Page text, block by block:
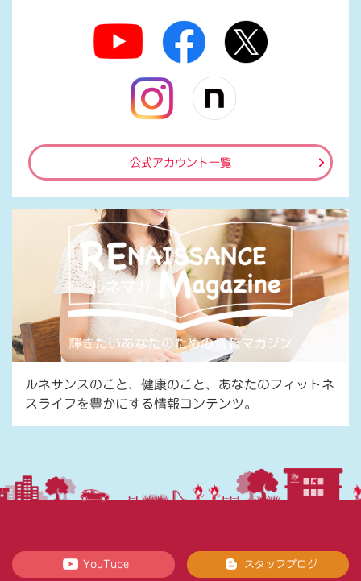
公式アカウント一覧
ルネサンスのこと、健康のこと、あなたのフィットネ
スライフを豊かにする情報コンテンツ。
YouTube スタッフブログ